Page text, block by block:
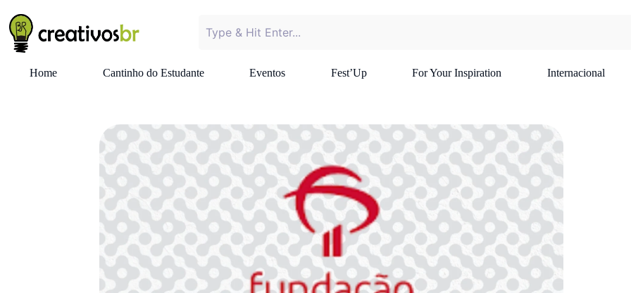
Home Cantinho do Estudante Eventos Fest’Up For Your Inspiration Internacional